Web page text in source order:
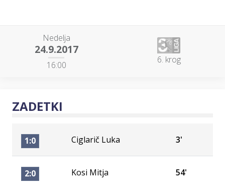
Nedelja
24.9.2017
16:00 6. krog
ZADETKI
1:0 Ciglarič Luka 3'
2:0 Kosi Mitja 54'